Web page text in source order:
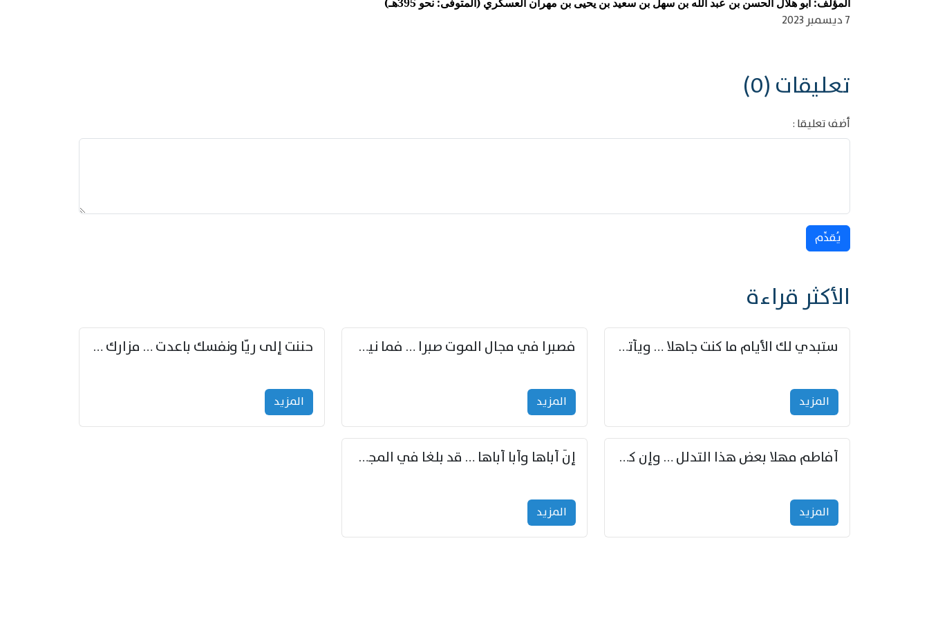
7 ديسمبر 2023
تعليقات (0)
أضف تعليقا :
يُقدِّم
الأكثر قراءة
ستبدي لك الأيام ما كنت جاهلا … ويأتيك بالأخبار من لم تزوّد
المزید
فصبرا في مجال الموت صبرا … فما نيل الخلود بمستطاع
المزید
حننت إلى ريّا ونفسك باعدت … مزارك من ريّا وشعباكما معا
المزید
أفاطم مهلا بعض هذا التدلل … وإن كنت قد أزمعت صرمي فأجملي
المزید
إنّ أباها وأبا أباها … قد بلغا في المجد غايتاها
المزید